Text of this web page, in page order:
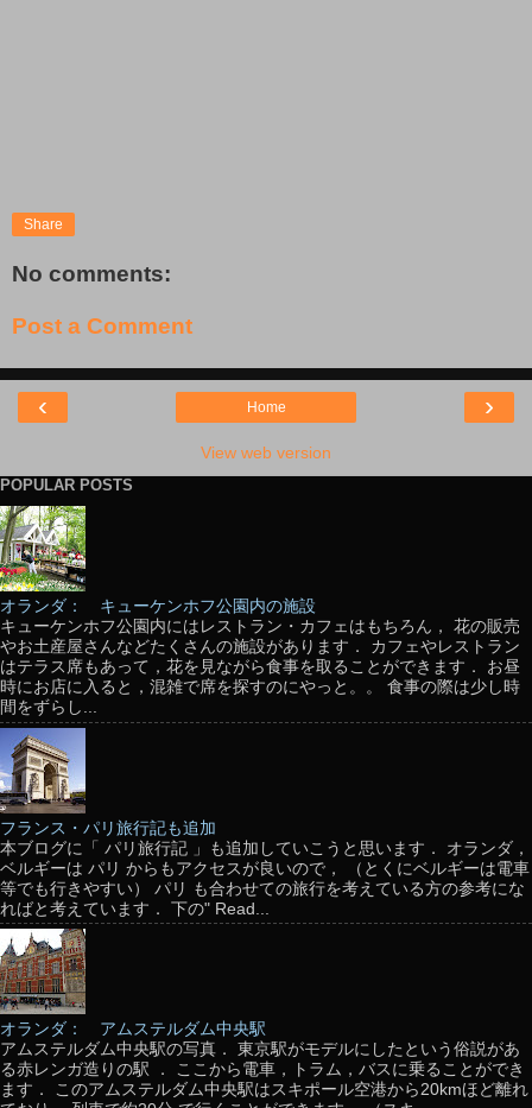
Share
No comments:
Post a Comment
‹ ›
Home
View web version
POPULAR POSTS
オランダ： キューケンホフ公園内の施設
キューケンホフ公園内にはレストラン・カフェはもちろん， 花の販売
やお土産屋さんなどたくさんの施設があります． カフェやレストラン
はテラス席もあって，花を見ながら食事を取ることができます． お昼
時にお店に入ると，混雑で席を探すのにやっと。。 食事の際は少し時
間をずらし...
フランス・パリ旅行記も追加
本ブログに「 パリ旅行記 」も追加していこうと思います． オランダ，
ベルギーは パリ からもアクセスが良いので， （とくにベルギーは電車
等でも行きやすい） パリ も合わせての旅行を考えている方の参考にな
ればと考えています． 下の" Read...
オランダ： アムステルダム中央駅
アムステルダム中央駅の写真． 東京駅がモデルにしたという俗説があ
る赤レンガ造りの駅 ． ここから電車，トラム，バスに乗ることができ
ます． このアムステルダム中央駅はスキポール空港から20kmほど離れ